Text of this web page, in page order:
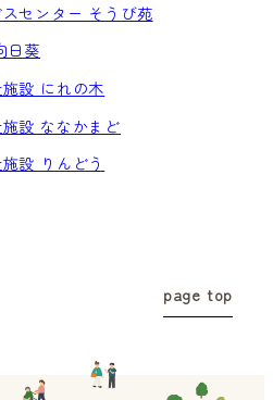
センター そうび苑
日葵
設 にれの木
設 ななかまど
設 りんどう
page top